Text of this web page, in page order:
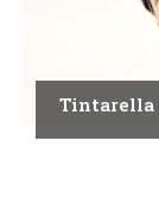
Tintarella